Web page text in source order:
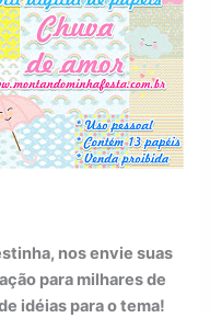
nos envie suas
para milhares de
idéias para o tema!